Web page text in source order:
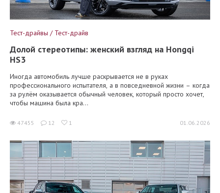
Тест-драйвы / Тест-драйв
Долой стереотипы: женский взгляд на Hongqi
HS3
Иногда автомобиль лучше раскрывается не в руках
профессионального испытателя, а в повседневной жизни – когда
за рулём оказывается обычный человек, который просто хочет,
чтобы машина была кра...
47455 12 1 01.06.2026